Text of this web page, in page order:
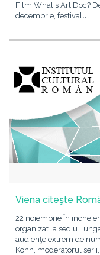
Film What's Art Doc?
decembrie, festivalul
Viena citeşte
22 noiembrie În
organizat la sediu
audienţe extrem de
Kohn, moderatorul